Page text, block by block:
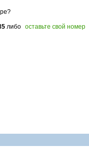
либо оставьте свой номер